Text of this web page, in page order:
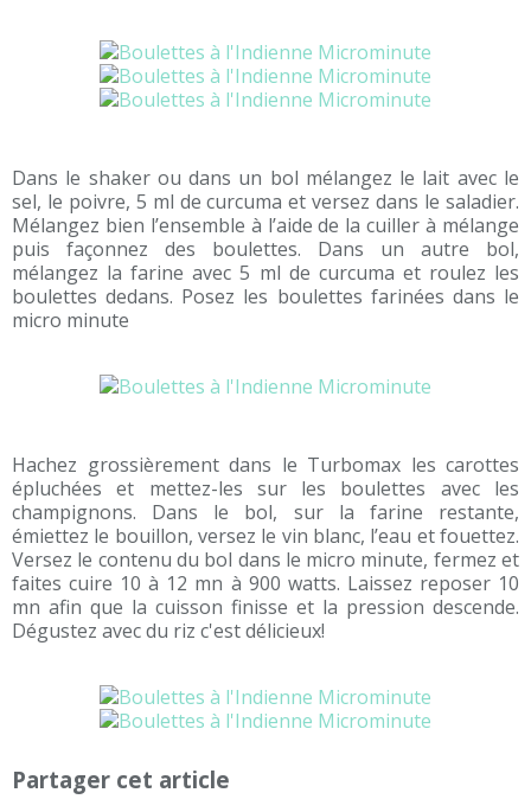
Dans le shaker ou dans un bol mélangez le lait avec le
sel, le poivre, 5 ml de curcuma et versez dans le saladier.
Mélangez bien l’ensemble à l’aide de la cuiller à mélange
puis façonnez des boulettes. Dans un autre bol,
mélangez la farine avec 5 ml de curcuma et roulez les
boulettes dedans. Posez les boulettes farinées dans le
micro minute
Hachez grossièrement dans le Turbomax les carottes
épluchées et mettez-les sur les boulettes avec les
champignons. Dans le bol, sur la farine restante,
émiettez le bouillon, versez le vin blanc, l’eau et fouettez.
Versez le contenu du bol dans le micro minute, fermez et
faites cuire 10 à 12 mn à 900 watts. Laissez reposer 10
mn afin que la cuisson finisse et la pression descende.
Dégustez avec du riz c'est délicieux!
Partager cet article